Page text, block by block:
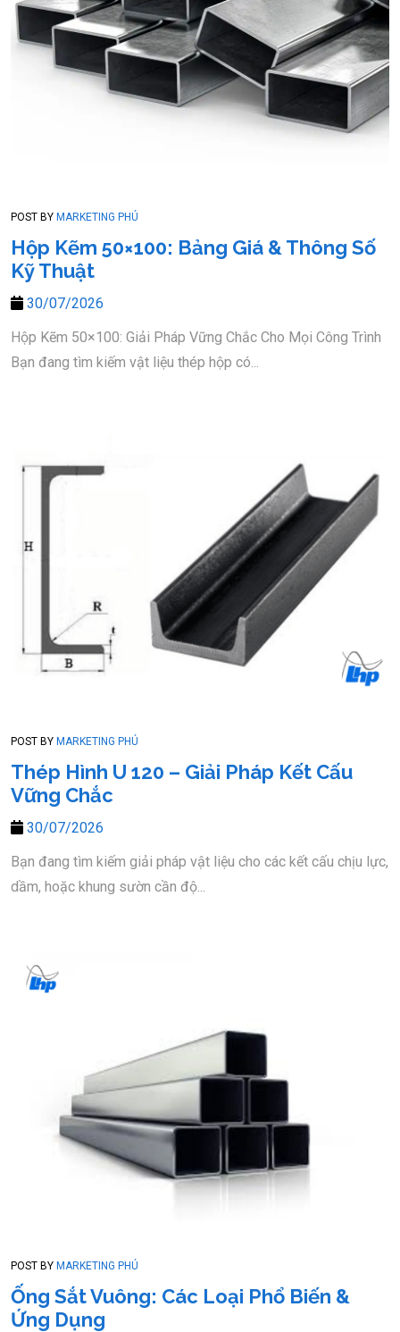
POST BY MARKETING PHÚ
Hộp Kẽm 50×100: Bảng Giá & Thông Số
Kỹ Thuật
30/07/2026
Hộp Kẽm 50×100: Giải Pháp Vững Chắc Cho Mọi Công Trình
Bạn đang tìm kiếm vật liệu thép hộp có...
POST BY MARKETING PHÚ
Thép Hình U 120 – Giải Pháp Kết Cấu
Vững Chắc
30/07/2026
Bạn đang tìm kiếm giải pháp vật liệu cho các kết cấu chịu lực,
dầm, hoặc khung sườn cần độ...
POST BY MARKETING PHÚ
Ống Sắt Vuông: Các Loại Phổ Biến &
Ứng Dụng